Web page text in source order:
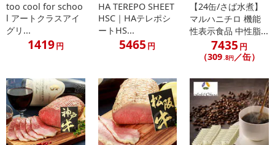
休業日
■その他共通および商品カテゴリー別注意事項（※必ずご確認くだ
さい）
too cool for schoo
l アートクラスアイ
グリ...
1419円
HA TEREPO SHEET
HSC｜HAテレポシ
ートHS...
5465 円
【24缶/さば水煮】
マルハニチロ 機能
性表示食品 中性脂...
7435 円
（309.8円／缶）